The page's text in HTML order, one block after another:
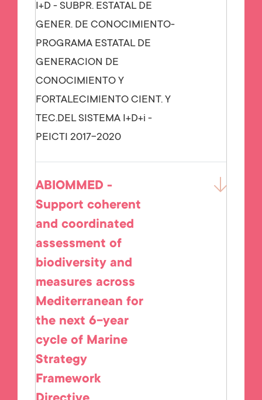
I+D - SUBPR. ESTATAL DE
GENER. DE CONOCIMIENTO-
PROGRAMA ESTATAL DE
GENERACION DE
CONOCIMIENTO Y
FORTALECIMIENTO CIENT. Y
TEC.DEL SISTEMA I+D+i -
PEICTI 2017-2020
ABIOMMED -
Support coherent
and coordinated
assessment of
biodiversity and
measures across
Mediterranean for
the next 6-year
cycle of Marine
Strategy
Framework